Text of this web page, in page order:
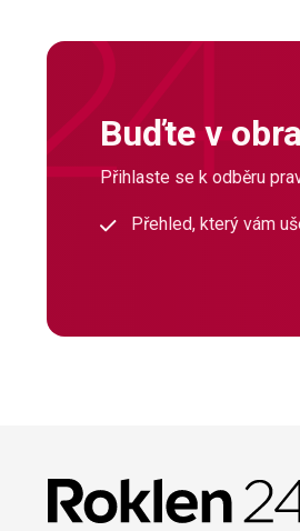
Buďte v
Přihlaste se k odběru
Přehled, který vám